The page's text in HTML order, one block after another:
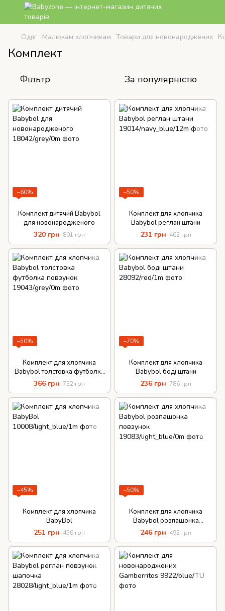
Одяг Малюкам хлопчикам Товари для новонароджених
Комплект
Фільтр За популярністю
−60%
Комплект дитячий Babybol
для новонародженого
320 грн 801 грн
−50%
Комплект для хлопчика
Babybol реглан штани
231 грн 462 грн
−50%
Комплект для хлопчика
Babybol толстовка футболка
повзунок
366 грн 732 грн
−70%
Комплект для хлопчика
Babybol боді штани
236 грн 786 грн
−45%
Комплект для хлопчика
BabyBol
251 грн 456 грн
−50%
Комплект для хлопчика
Babybol розпашонка
повзунок
246 грн 492 грн